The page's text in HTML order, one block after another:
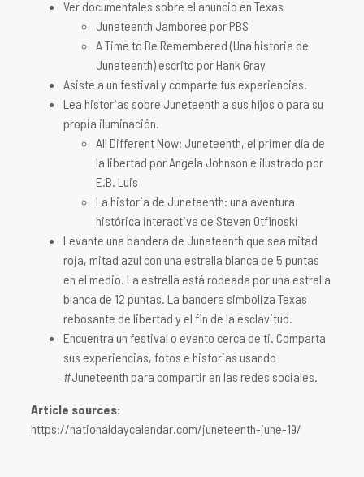
Ver documentales sobre el anuncio en Texas
Juneteenth Jamboree por PBS
A Time to Be Remembered (Una historia de
Juneteenth) escrito por Hank Gray
Asiste a un festival y comparte tus experiencias.
Lea historias sobre Juneteenth a sus hijos o para su
propia iluminación.
All Different Now: Juneteenth, el primer día de
la libertad por Angela Johnson e ilustrado por
E.B. Luis
La historia de Juneteenth: una aventura
histórica interactiva de Steven Otfinoski
Levante una bandera de Juneteenth que sea mitad
roja, mitad azul con una estrella blanca de 5 puntas
en el medio. La estrella está rodeada por una estrella
blanca de 12 puntas. La bandera simboliza Texas
rebosante de libertad y el fin de la esclavitud.
Encuentra un festival o evento cerca de ti. Comparta
sus experiencias, fotos e historias usando
#Juneteenth para compartir en las redes sociales.
Article sources:
https://nationaldaycalendar.com/juneteenth-june-19/